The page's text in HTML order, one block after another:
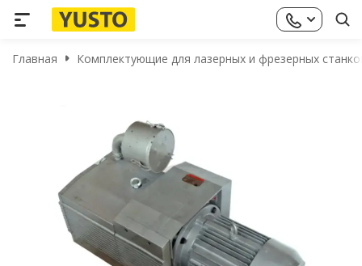
Главная Комплектующие для лазерных и фрезерных